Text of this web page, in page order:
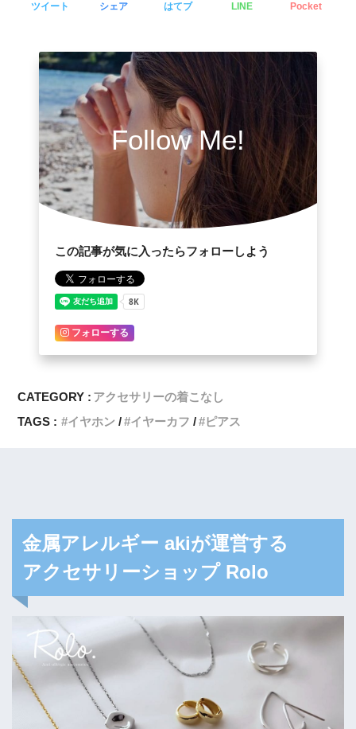
ツイート シェア はてブ LINE Pocket
Follow Me!
この記事が気に入ったらフォローしよう
フォローする
CATEGORY : アクセサリーの着こなし
TAGS :
イヤホン イヤーカフ ピアス
金属アレルギー akiが運営する
アクセサリーショップ Rolo